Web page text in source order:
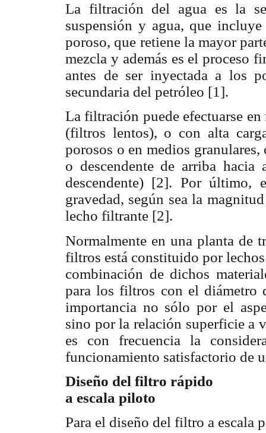
La filtración del agua es la
suspensión y agua, que
poroso, que retiene la mayor
mezcla y además es el proceso
antes de ser inyectada a los
secundaria del petróleo [1].
La filtración puede efectuarse
(filtros lentos), o con alta
porosos o en medios
o descendente de arriba
descendente) [2]. Por
gravedad, según sea la
lecho filtrante [2].
Normalmente en una planta de
filtros está constituido por
combinación de dichos
para los filtros con el diámetro
importancia no sólo por el
sino por la relación superficie a
es con frecuencia la
funcionamiento satisfactorio de
Diseño del filtro rápido
a escala piloto
Para el diseño del filtro a escala